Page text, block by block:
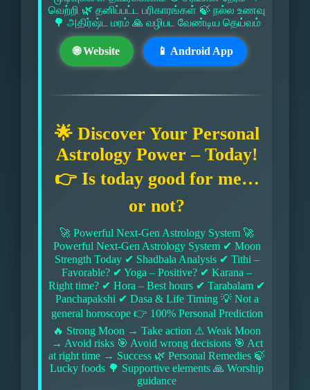
வெற்றி 🌿 தனிப்பட்ட பரிகாரங்கள் 🍃 நல்ல உணவு
🌳 அதிர்ஷ்ட மரம் 🙏 வழிபட வேண்டிய தெய்வம்
🌐 Website 📱 Android App
🌟 Discover Your Personal
Astrology Power – Today!
👉 Is today good for me…
or not?
🚀 Powerful Next-Gen Astrology System 🚀
Powerful Next-Gen Astrology System ✔ Moon
Strength Today ✔ Shadbala Analysis ✔ Tithi –
Favorable? ✔ Yoga – Positive? ✔ Karana –
Right time? ✔ Hora – Best hours ✔ Tarabalam ✔
Panchapakshi ✔ Dasa & Life Timing 💡 Not a
general horoscope 👉 100% Personal Prediction
🔥 Strong Moon → Take action ⚠ Weak Moon
→ Avoid risks 🎯 Avoid wrong decisions 🎯 Act
at right time → Success 🌿 Personal Remedies 🍃
Lucky foods 🌳 Supportive elements 🙏 Worship
guidance